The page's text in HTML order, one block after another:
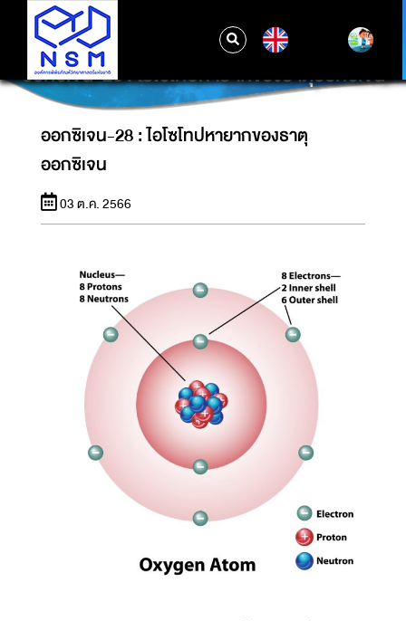
ออกซิเจน-28 : ไอโซโทปหายากของธาตุออกซิเจน
ออกซิเจน-28 : ไอโซโทปหายากของธาตุ
ออกซิเจน
03 ต.ค. 2566